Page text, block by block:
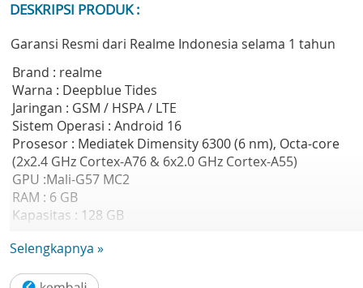
DESKRIPSI PRODUK :
Garansi Resmi dari Realme Indonesia selama 1 tahun
Brand : realme
Warna : Deepblue Tides
Jaringan : GSM / HSPA / LTE
Sistem Operasi : Android 16
Prosesor : Mediatek Dimensity 6300 (6 nm), Octa-core
(2x2.4 GHz Cortex-A76 & 6x2.0 GHz Cortex-A55)
GPU :Mali-G57 MC2
RAM : 6 GB
Kapasitas : 128 GB
Tipe Layar : IPS LCD, 120Hz
Selengkapnya »